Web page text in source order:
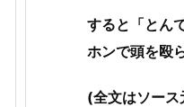
すると「とん
ホンで頭を殴
(全文はソー